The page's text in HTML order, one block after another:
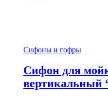
Сифоны и гофры
Сифон для
вертикальный